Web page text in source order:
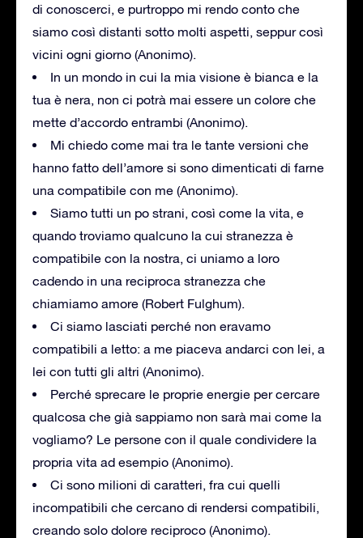
di conoscerci, e purtroppo mi rendo conto che
siamo così distanti sotto molti aspetti, seppur così
vicini ogni giorno (Anonimo).
In un mondo in cui la mia visione è bianca e la
tua è nera, non ci potrà mai essere un colore che
mette d’accordo entrambi (Anonimo).
Mi chiedo come mai tra le tante versioni che
hanno fatto dell’amore si sono dimenticati di farne
una compatibile con me (Anonimo).
Siamo tutti un po strani, così come la vita, e
quando troviamo qualcuno la cui stranezza è
compatibile con la nostra, ci uniamo a loro
cadendo in una reciproca stranezza che
chiamiamo amore (Robert Fulghum).
Ci siamo lasciati perché non eravamo
compatibili a letto: a me piaceva andarci con lei, a
lei con tutti gli altri (Anonimo).
Perché sprecare le proprie energie per cercare
qualcosa che già sappiamo non sarà mai come la
vogliamo? Le persone con il quale condividere la
propria vita ad esempio (Anonimo).
Ci sono milioni di caratteri, fra cui quelli
incompatibili che cercano di rendersi compatibili,
creando solo dolore reciproco (Anonimo).